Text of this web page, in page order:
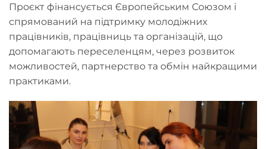
Проєкт фінансується Європейським Союзом і
спрямований на підтримку молодіжних
працівників, працівниць та організацій, що
допомагають переселенцям, через розвиток
можливостей, партнерство та обмін найкращими
практиками.